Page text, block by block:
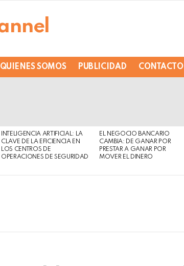
QUIENES SOMOS PUBLICIDAD CONTACTO
INTELIGENCIA ARTIFICIAL: LA
CLAVE DE LA EFICIENCIA EN
LOS CENTROS DE
OPERACIONES DE SEGURIDAD
EL NEGOCIO BANCARIO
CAMBIA: DE GANAR POR
PRESTAR A GANAR POR
MOVER EL DINERO